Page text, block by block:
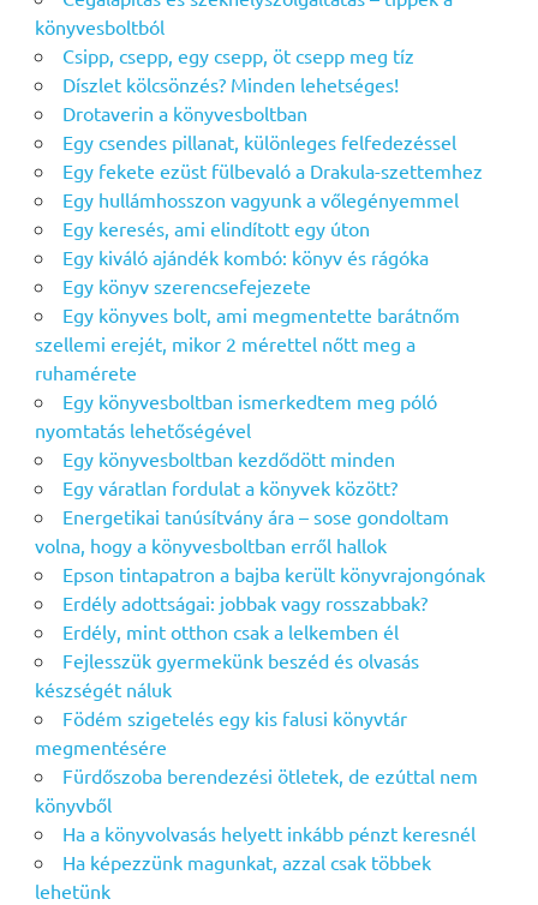
könyvesboltból
Csipp, csepp, egy csepp, öt csepp meg tíz
Díszlet kölcsönzés? Minden lehetséges!
Drotaverin a könyvesboltban
Egy csendes pillanat, különleges felfedezéssel
Egy fekete ezüst fülbevaló a Drakula-szettemhez
Egy hullámhosszon vagyunk a vőlegényemmel
Egy keresés, ami elindított egy úton
Egy kiváló ajándék kombó: könyv és rágóka
Egy könyv szerencsefejezete
Egy könyves bolt, ami megmentette barátnőm
szellemi erejét, mikor 2 mérettel nőtt meg a
ruhamérete
Egy könyvesboltban ismerkedtem meg póló
nyomtatás lehetőségével
Egy könyvesboltban kezdődött minden
Egy váratlan fordulat a könyvek között?
Energetikai tanúsítvány ára – sose gondoltam
volna, hogy a könyvesboltban erről hallok
Epson tintapatron a bajba került könyvrajongónak
Erdély adottságai: jobbak vagy rosszabbak?
Erdély, mint otthon csak a lelkemben él
Fejlesszük gyermekünk beszéd és olvasás
készségét náluk
Födém szigetelés egy kis falusi könyvtár
megmentésére
Fürdőszoba berendezési ötletek, de ezúttal nem
könyvből
Ha a könyvolvasás helyett inkább pénzt keresnél
Ha képezzünk magunkat, azzal csak többek
lehetünk